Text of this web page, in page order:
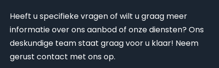
Heeft u specifieke vragen of wilt u graag meer
informatie over ons aanbod of onze diensten? Ons
deskundige team staat graag voor u klaar! Neem
gerust contact met ons op.